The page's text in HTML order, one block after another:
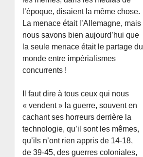
l’époque, disaient la même chose.
La menace était l’Allemagne, mais
nous savons bien aujourd’hui que
la seule menace était le partage du
monde entre impérialismes
concurrents !
Il faut dire à tous ceux qui nous
« vendent » la guerre, souvent en
cachant ses horreurs derrière la
technologie, qu’il sont les mêmes,
qu’ils n’ont rien appris de 14-18,
de 39-45, des guerres coloniales,